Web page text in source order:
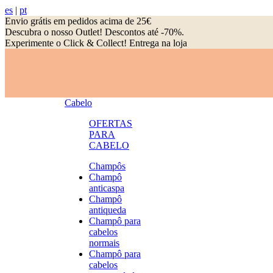
es | pt
Envio grátis em pedidos acima de 25€
Descubra o nosso Outlet! Descontos até -70%.
Experimente o Click & Collect! Entrega na loja
Cabelo
OFERTAS
PARA
CABELO
Champôs
Champô
anticaspa
Champô
antiqueda
Champô para
cabelos
normais
Champô para
cabelos